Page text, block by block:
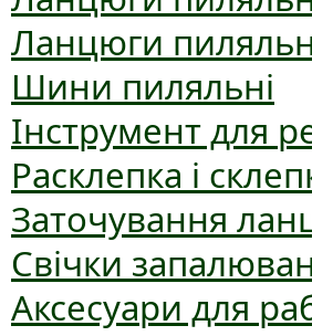
Ланцюги
Шини пиляльні
Інструмент для
Расклепка і
Заточування
Свічки
Аксесуари для